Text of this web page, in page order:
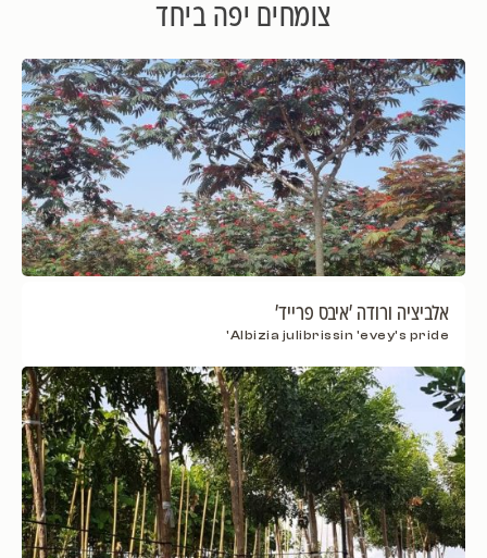
צומחים יפה ביחד
אלביציה ורודה 'איבס פרייד'
Albizia julibrissin 'evey's pride'